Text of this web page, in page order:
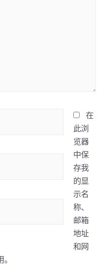
在
此浏
览器
中保
存我
的显
示名
称、
邮箱
地址
和网